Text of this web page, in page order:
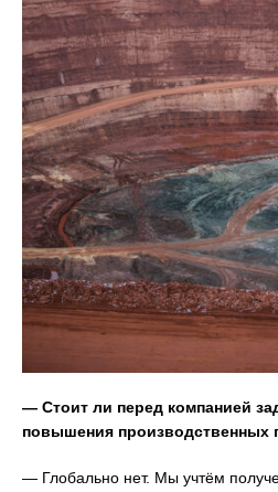
— Стоит ли перед компанией
повышения производственных
— Глобально нет. Мы учтём